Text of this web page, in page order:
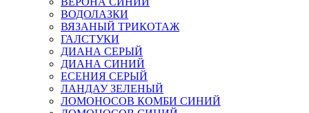
ВОДОЛАЗКИ
ВЯЗАНЫЙ ТРИКОТАЖ
ГАЛСТУКИ
ДИАНА СЕРЫЙ
ДИАНА СИНИЙ
ЕСЕНИЯ СЕРЫЙ
ЛАНДАУ ЗЕЛЕНЫЙ
ЛОМОНОСОВ КОМБИ СИНИЙ